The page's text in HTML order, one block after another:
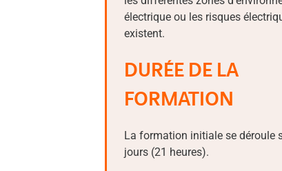
électrique ou les risques
existent.
DURÉE DE LA
FORMATION
La formation initiale se déroule
jours (21 heures).